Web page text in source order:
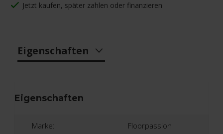
Jetzt kaufen, später zahlen oder finanzieren
Eigenschaften
Eigenschaften
Marke: Floorpassion